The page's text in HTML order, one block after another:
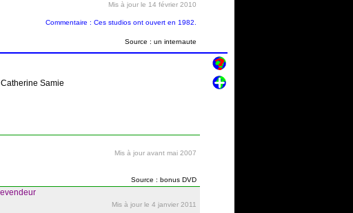
Mis à jour le 14 février 2010
Commentaire : Ces studios ont ouvert en 1982.
Source : un internaute
Samie
Mis à jour avant mai 2007
Source : bonus DVD
Mis à jour le 4 janvier 2011